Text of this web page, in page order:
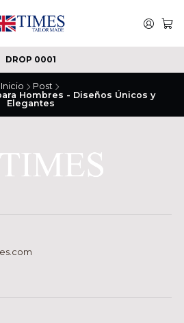
DROP 0001
Inicio
Post
Hombres - Diseños Únicos y
Elegantes